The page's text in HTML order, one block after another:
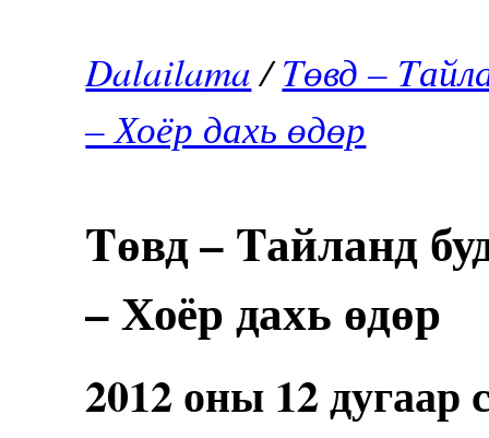
Dalailama/Tөвд –
– Хоёр дахь өдөр
Tөвд – Tайланд
– Хоёр дахь өдөр
2012 оны 12 дугаар